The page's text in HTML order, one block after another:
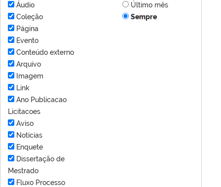
Áudio
Coleção
Página
Evento
Conteúdo externo
Arquivo
Imagem
Link
Ano Publicacao
Licitacoes
Aviso
Notícias
Enquete
Dissertação de
Mestrado
Fluxo Processo
Último mês
Sempre